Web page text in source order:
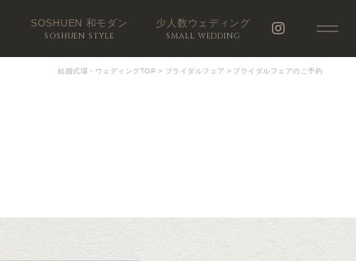
SOSHUEN 和モダン
SOSHUEN STYLE
少人数ウェディング
SMALL WEDDING
結婚式場・ウェディングTOP > ブライダルフェア > ブライダルフェアのご予約